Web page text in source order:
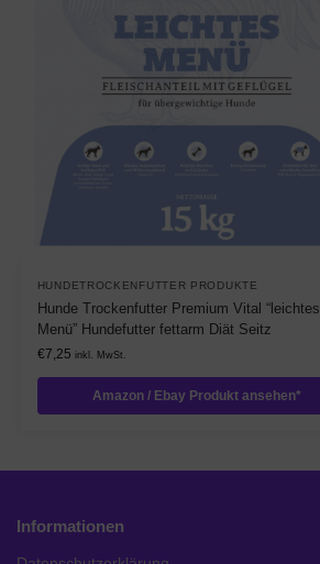
HUNDETROCKENFUTTER PRODUKTE
Hunde Trockenfutter Premium Vital “leichtes
Menü” Hundefutter fettarm Diät Seitz
€7,25 inkl. MwSt.
Amazon / Ebay Produkt ansehen*
Informationen